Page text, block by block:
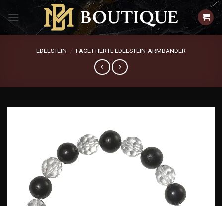
Inhalt
springen
EDELSTEIN / FACETTIERTE EDELSTEIN-ARMBÄNDER